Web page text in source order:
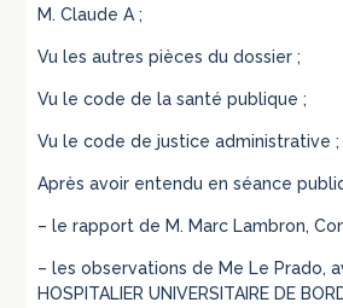
M. Claude A ;
Vu les autres pièces du dossier ;
Vu le code de la santé publique ;
Vu le code de justice administrative ;
Après avoir entendu en séance
– le rapport de M. Marc Lambron,
– les observations de Me Le Prado,
HOSPITALIER UNIVERSITAIRE DE